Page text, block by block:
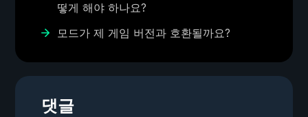
떻게 해야 하나요?
모드가 제 게임 버전과 호환될까요?
댓글